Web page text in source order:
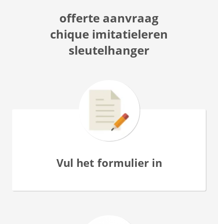
offerte aanvraag
chique imitatieleren
sleutelhanger
Vul het formulier in